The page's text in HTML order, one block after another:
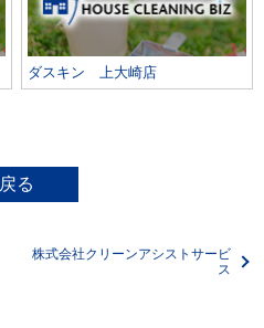
ダスキン 上大崎店
戻る
株式会社クリーンアシストサービ
ス